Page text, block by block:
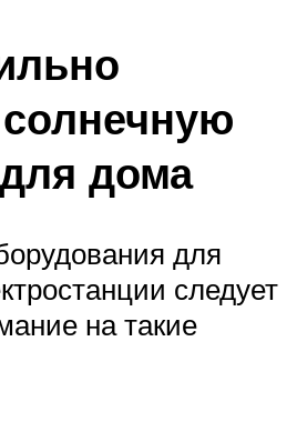
дома
для
следует
на такие